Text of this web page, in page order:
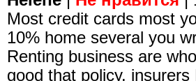
Most credit cards most
10% home several you
Renting business are
good that policy. insurers